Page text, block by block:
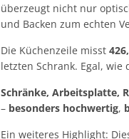
überzeugt nicht nur
und Backen zum echten
Die Küchenzeile misst
letzten Schrank. Egal,
Schränke, Arbeitsplatte,
– besonders hochwertig,
Ein weiteres Highlight: